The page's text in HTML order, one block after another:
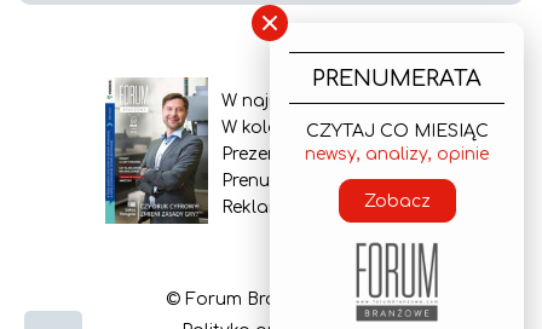
W najnowszym wydaniu
W kolejnym numerze
Prezentacja gazety
Prenumerata
Reklama
© Forum Branżowe 2026
×
PRENUMERATA
CZYTAJ CO MIESIĄC
newsy, analizy, opinie
Zobacz